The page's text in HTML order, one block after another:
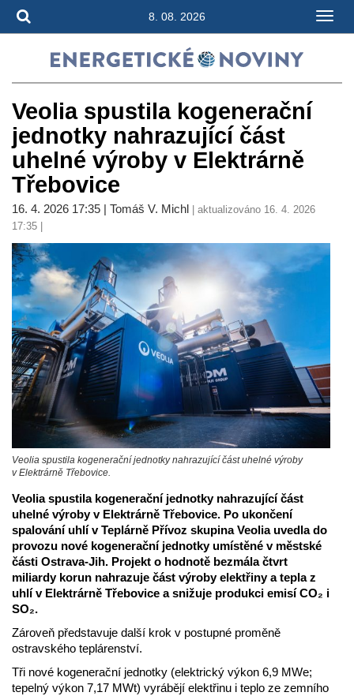
8. 08. 2026
Veolia spustila kogenerační
jednotky nahrazující část
uhelné výroby v Elektrárně
Třebovice
16. 4. 2026 17:35 | Tomáš V. Michl | aktualizováno 16. 4. 2026
17:35 |
Veolia spustila kogenerační jednotky nahrazující část uhelné výroby
v Elektrárně Třebovice.
Veolia spustila kogenerační jednotky nahrazující část
uhelné výroby v Elektrárně Třebovice. Po ukončení
spalování uhlí v Teplárně Přívoz skupina Veolia uvedla do
provozu nové kogenerační jednotky umístěné v městské
části Ostrava-Jih. Projekt o hodnotě bezmála čtvrt
miliardy korun nahrazuje část výroby elektřiny a tepla z
uhlí v Elektrárně Třebovice a snižuje produkci emisí CO₂ i
SO₂.
Zároveň představuje další krok v postupné proměně
ostravského teplárenství.
Tři nové kogenerační jednotky (elektrický výkon 6,9 MWe;
tepelný výkon 7,17 MWt) vyrábějí elektřinu i teplo ze zemního